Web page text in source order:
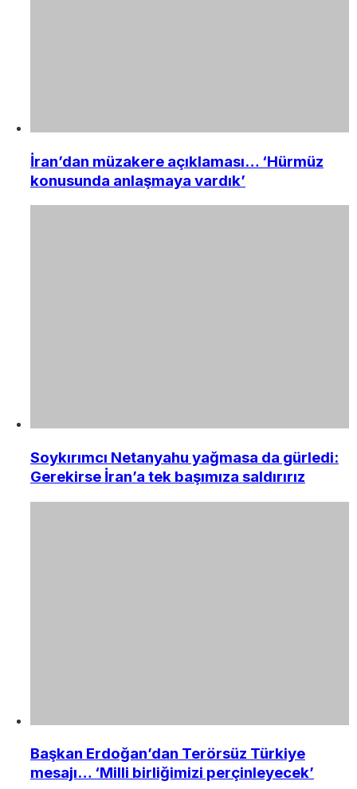
İran’dan müzakere açıklaması… ‘Hürmüz
konusunda anlaşmaya vardık’
Soykırımcı Netanyahu yağmasa da gürledi:
Gerekirse İran’a tek başımıza saldırırız
Başkan Erdoğan’dan Terörsüz Türkiye
mesajı… ‘Milli birliğimizi perçinleyecek’